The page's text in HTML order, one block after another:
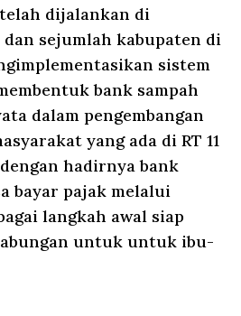
dijalankan di
sejumlah kabupaten di
sistem
bank sampah
dalam pengembangan
yang ada di RT 11
hadirnya bank
bayar pajak melalui
langkah awal siap
untuk untuk ibu-